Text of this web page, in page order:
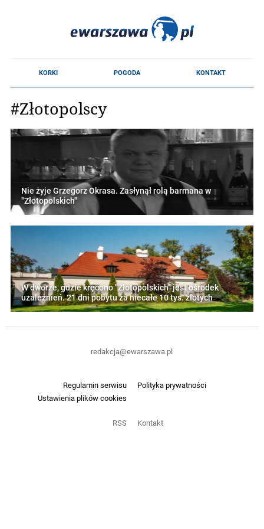
#Złotopolscy
Nie żyje Grzegorz Okrasa. Zasłynął rolą barmana w
"Złotopolskich"
W dworze, gdzie kręcono "Złotopolskich" jest ośrodek
uzależnień. 21 dni pobytu za niecałe 10 tys. złotych
Regulamin serwisu
Polityka prywatności
Ustawienia plików cookies
RSS Kontakt
redakcja@ewarszawa.pl